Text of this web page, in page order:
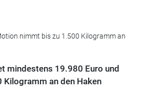
nimmt bis zu 1.500 Kilogramm an
mindestens 19.980 Euro und
an den Haken